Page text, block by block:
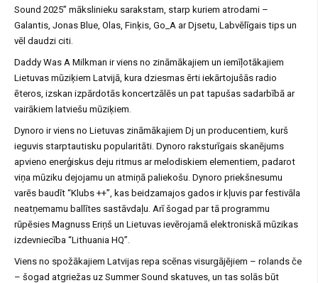
Sound 2025” mākslinieku sarakstam, starp kuriem atrodami –
Galantis, Jonas Blue, Olas, Finķis, Go_A ar Djsetu, Labvēlīgais tips un
vēl daudzi citi.
Daddy Was A Milkman ir viens no zināmākajiem un iemīļotākajiem
Lietuvas mūziķiem Latvijā, kura dziesmas ērti iekārtojušās radio
ēteros, izskan izpārdotās koncertzālēs un pat tapušas sadarbībā ar
vairākiem latviešu mūziķiem.
Dynoro ir viens no Lietuvas zināmākajiem Dj un producentiem, kurš
ieguvis starptautisku popularitāti. Dynoro raksturīgais skanējums
apvieno enerģiskus deju ritmus ar melodiskiem elementiem, padarot
viņa mūziku dejojamu un atmiņā paliekošu. Dynoro priekšnesumu
varēs baudīt “Klubs ++”, kas beidzamajos gados ir kļuvis par festivāla
neatņemamu ballītes sastāvdaļu. Arī šogad par tā programmu
rūpēsies Magnuss Eriņš un Lietuvas ievērojamā elektroniskā mūzikas
izdevniecība “Lithuania HQ”.
Viens no spožākajiem Latvijas repa scēnas visurgājējiem – rolands če
– šogad atgriežas uz Summer Sound skatuves, un tas solās būt